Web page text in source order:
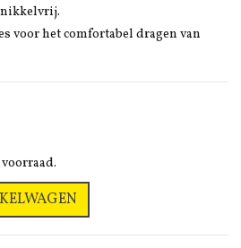
voor het comfortabel dragen van